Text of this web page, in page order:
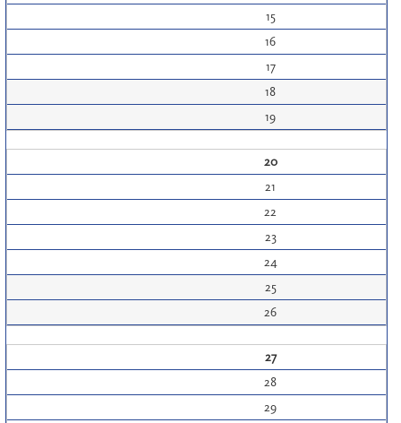
15
16
17
18
19
20
21
22
23
24
25
26
27
28
29